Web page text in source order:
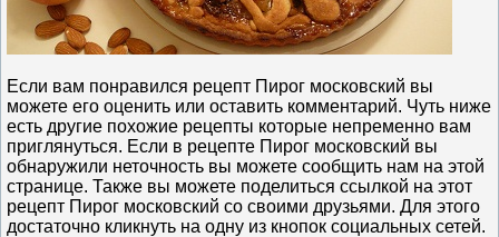
Если вам понравился рецепт Пирог московский вы
можете его оценить или оставить комментарий. Чуть ниже
есть другие похожие рецепты которые непременно вам
приглянуться. Если в рецепте Пирог московский вы
обнаружили неточность вы можете сообщить нам на этой
странице. Также вы можете поделиться ссылкой на этот
рецепт Пирог московский со своими друзьями. Для этого
достаточно кликнуть на одну из кнопок социальных сетей.